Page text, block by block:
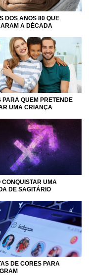
DOS ANOS 80 QUE
A DÉCADA
PARA QUEM PRETENDE
UMA CRIANÇA
CONQUISTAR UMA
DE SAGITÁRIO
DE CORES PARA